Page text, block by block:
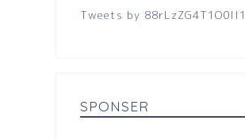
Tweets by 88rLzZG4T1O0lI1
SPONSER